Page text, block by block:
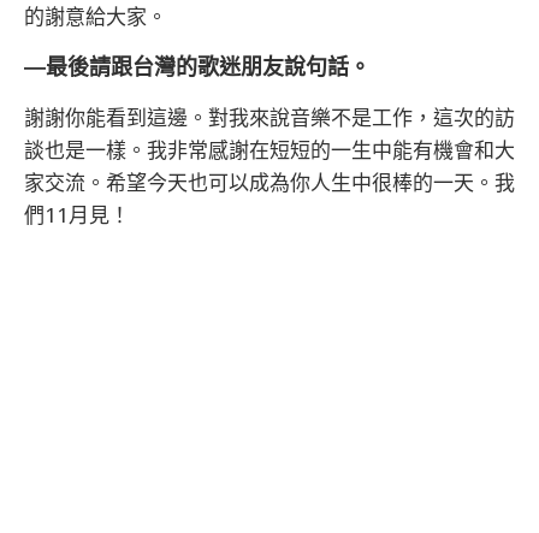
的謝意給大家。
―最後請跟台灣的歌迷朋友說句話。
謝謝你能看到這邊。對我來說音樂不是工作，這次的訪
談也是一樣。我非常感謝在短短的一生中能有機會和大
家交流。希望今天也可以成為你人生中很棒的一天。我
們11月見！